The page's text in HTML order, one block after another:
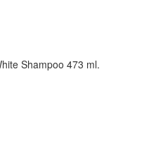
Shampoo 473 ml.